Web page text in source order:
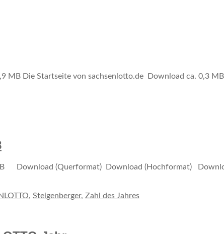
MB Die Startseite von sachsenlotto.de Download ca. 0,3
Download (Querformat) Download (Hochformat)
, Steigenberger, Zahl des Jahres